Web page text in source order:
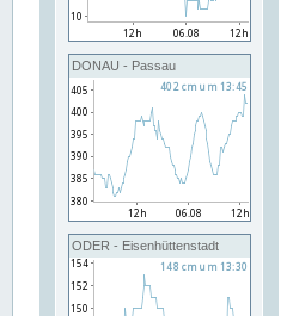
DONAU - Passau
ODER - Eisenhüttenstadt